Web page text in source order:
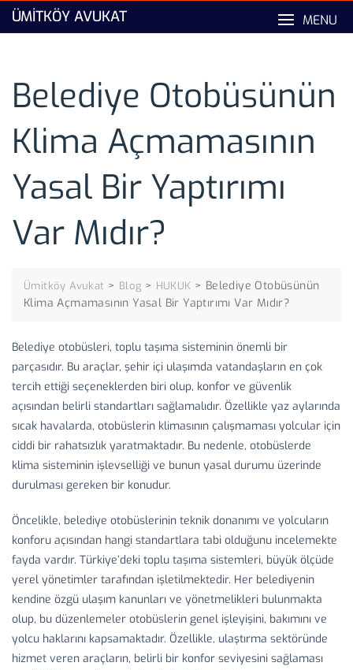
SkipÜMITKÖY AVUKAT MENU
Belediye Otobüsünün
Klima Açmamasının
Yasal Bir Yaptırımı
Var Mıdır?
Ümitköy Avukat > Blog > HUKUK > Belediye Otobüsünün
Klima Açmamasının Yasal Bir Yaptırımı Var Mıdır?
Belediye otobüsleri, toplu taşıma sisteminin önemli bir
parçasıdır. Bu araçlar, şehir içi ulaşımda vatandaşların en çok
tercih ettiği seçeneklerden biri olup, konfor ve güvenlik
açısından belirli standartları sağlamalıdır. Özellikle yaz aylarında
sıcak havalarda, otobüslerin klimasının çalışmaması yolcular için
ciddi bir rahatsızlık yaratmaktadır. Bu nedenle, otobüslerde
klima sisteminin işlevselliği ve bunun yasal durumu üzerinde
durulması gereken bir konudur.
Öncelikle, belediye otobüslerinin teknik donanımı ve yolcuların
konforu açısından hangi standartlara tabi olduğunu incelemekte
fayda vardır. Türkiye’deki toplu taşıma sistemleri, büyük ölçüde
yerel yönetimler tarafından işletilmektedir. Her belediyenin
kendine özgü ulaşım kanunları ve yönetmelikleri bulunmakta
olup, bu düzenlemeler otobüslerin genel işleyişini, bakımını ve
yolcu haklarını kapsamaktadır. Özellikle, ulaştırma sektöründe
hizmet veren araçların, belirli bir konfor seviyesini sağlaması